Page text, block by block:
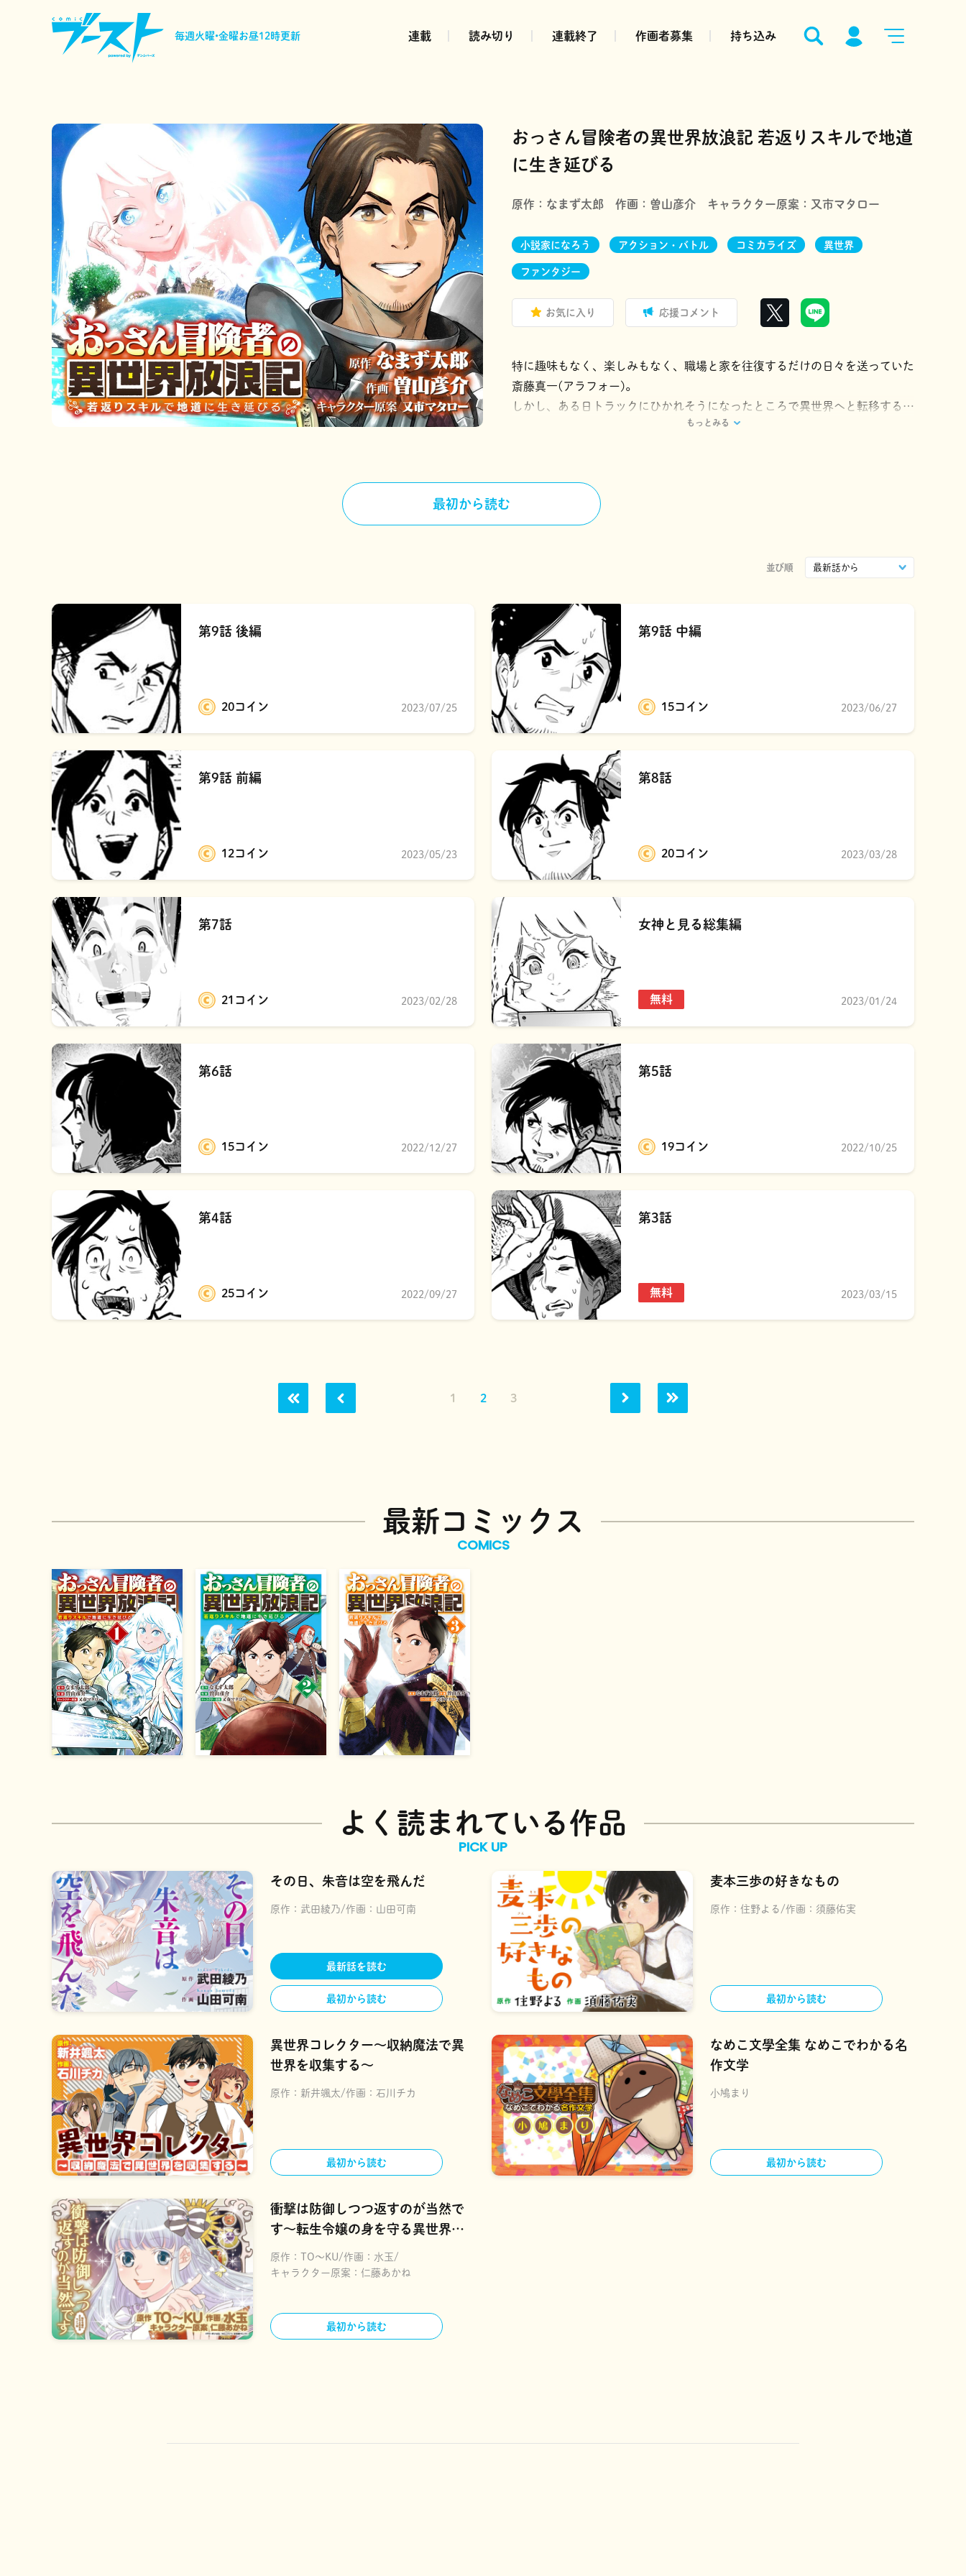
毎週火曜•金曜お昼12時更新 連載 読み切り 連載終了 作画者募集 持ち込み
おっさん冒険者の異世界放浪記 若返りスキルで地道
に生き延びる
原作： なまず太郎 作画： 曽山彦介 キャラクター原案： 又市マタロー
小説家になろう アクション・バトル コミカライズ 異世界
ファンタジー
お気に入り 応援コメント
特に趣味もなく、楽しみもなく、職場と家を往復するだけの日々を送っていた
斎藤真一(アラフォー)。
しかし、ある日トラックにひかれそうになったところで異世界へと転移するこ
「小説家になろう」発、おっさんの人生リスタート異世界旅、コミカライ
ズ！ ※「小説家になろう」は㈱ヒナプロジェクトの登録商標です。
もっとみる
最初から読む
並び順
第9話 後編
20コイン 2023/07/25
第9話 中編
15コイン 2023/06/27
第9話 前編
12コイン 2023/05/23
第8話
20コイン 2023/03/28
第7話
21コイン 2023/02/28
女神と見る総集編
無料 2023/01/24
第6話
15コイン 2022/12/27
第5話
19コイン 2022/10/25
第4話
25コイン 2022/09/27
第3話
無料 2023/03/15
1 2 3
最新コミックス
COMICS
よく読まれている作品
PICK UP
その日、朱音は空を飛んだ
原作： 武田綾乃 作画： 山田可南
最新話を読む
最初から読む
麦本三歩の好きなもの
原作： 住野よる 作画： 須藤佑実
最初から読む
異世界コレクター～収納魔法で異
世界を収集する～
原作： 新井颯太 作画： 石川チカ
最初から読む
なめこ文學全集 なめこでわかる名
作文学
小鳩まり
最初から読む
衝撃は防御しつつ返すのが当然で
す～転生令嬢の身を守る異世界ラ
イフ術～
原作： TO～KU 作画： 水玉
キャラクター原案： 仁藤あかね
最初から読む